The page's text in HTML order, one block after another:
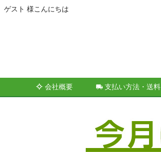
ゲスト 様こんにちは
会社概要 支払い方法・送料